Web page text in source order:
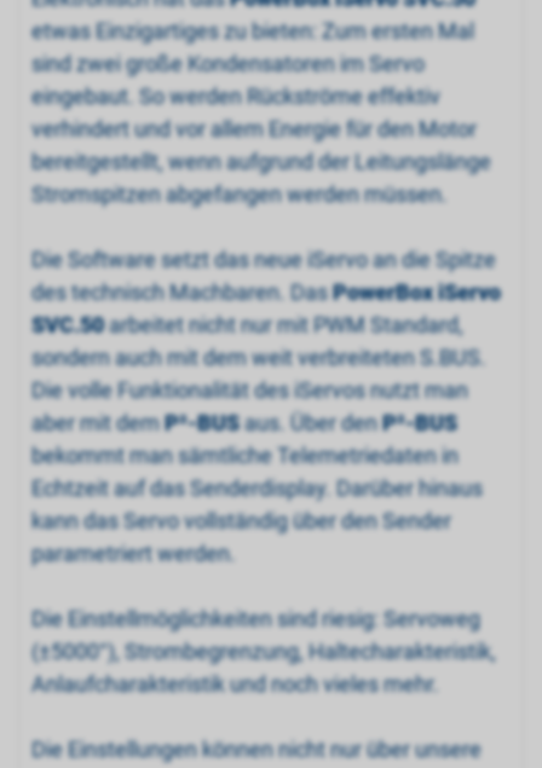
etwas Einzigartiges zu bieten: Zum ersten Mal
sind zwei große Kondensatoren im Servo
eingebaut. So werden Rückströme effektiv
verhindert und vor allem Energie für den Motor
bereitgestellt, wenn aufgrund der Leitungslänge
Stromspitzen abgefangen werden müssen.
Die Software setzt das neue iServo an die Spitze
des technisch Machbaren. DasPowerBox iServo
SVC.50arbeitet nicht nur mit PWM Standard,
sondern auch mit dem weit verbreiteten S.BUS.
Die volle Funktionalität des iServos nutzt man
aber mit demP²-BUSaus. Über denP²-BUS
bekommt man sämtliche Telemetriedaten in
Echtzeit auf das Senderdisplay. Darüber hinaus
kann das Servo vollständig über den Sender
parametriert werden.
Die Einstellmöglichkeiten sind riesig: Servoweg
(±5000°), Strombegrenzung, Haltecharakteristik,
Anlaufcharakteristik und noch vieles mehr.
Die Einstellungen können nicht nur über unsere